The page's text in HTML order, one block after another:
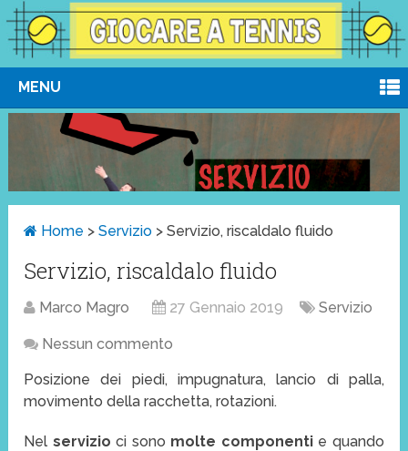
MENU
Home >Servizio >Servizio, riscaldalo fluido
Servizio, riscaldalo fluido
Marco Magro 27 Gennaio 2019 Servizio
Nessun commento
Posizione dei piedi, impugnatura, lancio di palla,
movimento della racchetta, rotazioni.
Nel servizio ci sono molte componentie quando